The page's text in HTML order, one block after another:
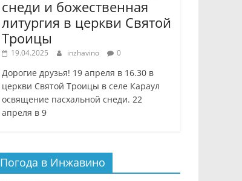
снеди и божественная
литургия в церкви Святой
Троицы
19.04.2025 inzhavino 0
Дорогие друзья! 19 апреля в 16.30 в
церкви Святой Троицы в селе Караул
освящение пасхальной снеди. 22
апреля в 9
Погода в Инжавино